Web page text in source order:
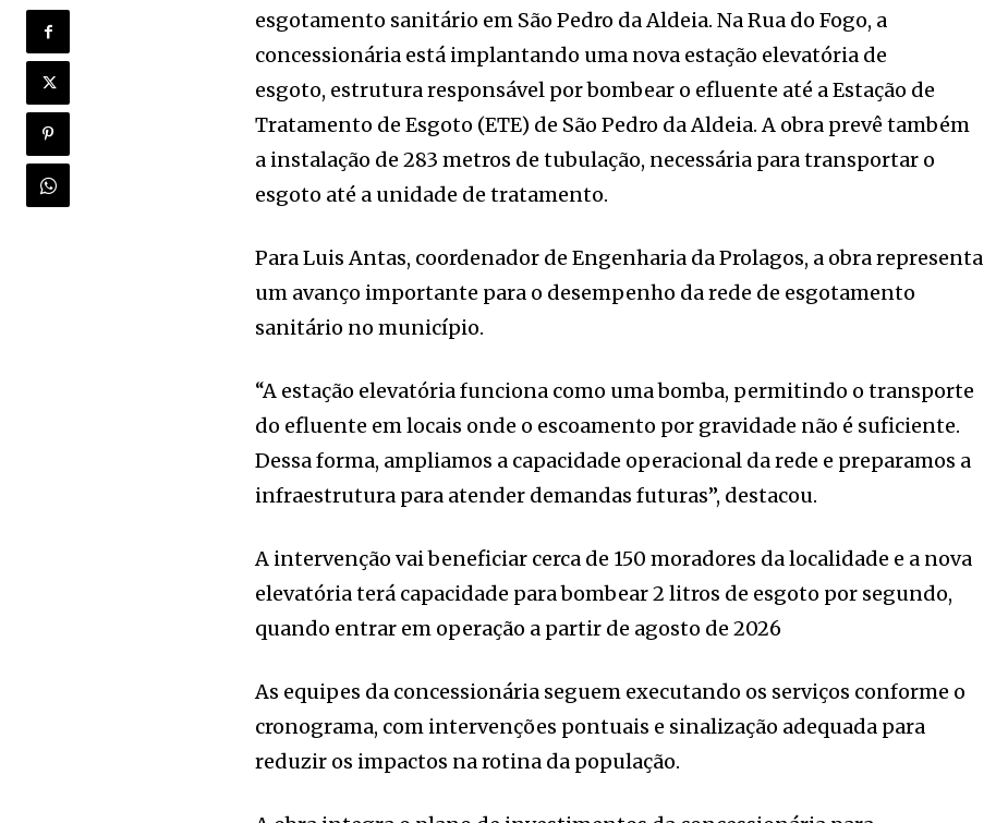
esgotamento sanitário em São Pedro da Aldeia. Na Rua do Fogo, a
concessionária está implantando uma nova estação elevatória de
esgoto, estrutura responsável por bombear o efluente até a Estação de
Tratamento de Esgoto (ETE) de São Pedro da Aldeia. A obra prevê também
a instalação de 283 metros de tubulação, necessária para transportar o
esgoto até a unidade de tratamento.
Para Luis Antas, coordenador de Engenharia da Prolagos, a obra representa
um avanço importante para o desempenho da rede de esgotamento
sanitário no município.
“A estação elevatória funciona como uma bomba, permitindo o transporte
do efluente em locais onde o escoamento por gravidade não é suficiente.
Dessa forma, ampliamos a capacidade operacional da rede e preparamos a
infraestrutura para atender demandas futuras”, destacou.
A intervenção vai beneficiar cerca de 150 moradores da localidade e a nova
elevatória terá capacidade para bombear 2 litros de esgoto por segundo,
quando entrar em operação a partir de agosto de 2026
As equipes da concessionária seguem executando os serviços conforme o
cronograma, com intervenções pontuais e sinalização adequada para
reduzir os impactos na rotina da população.